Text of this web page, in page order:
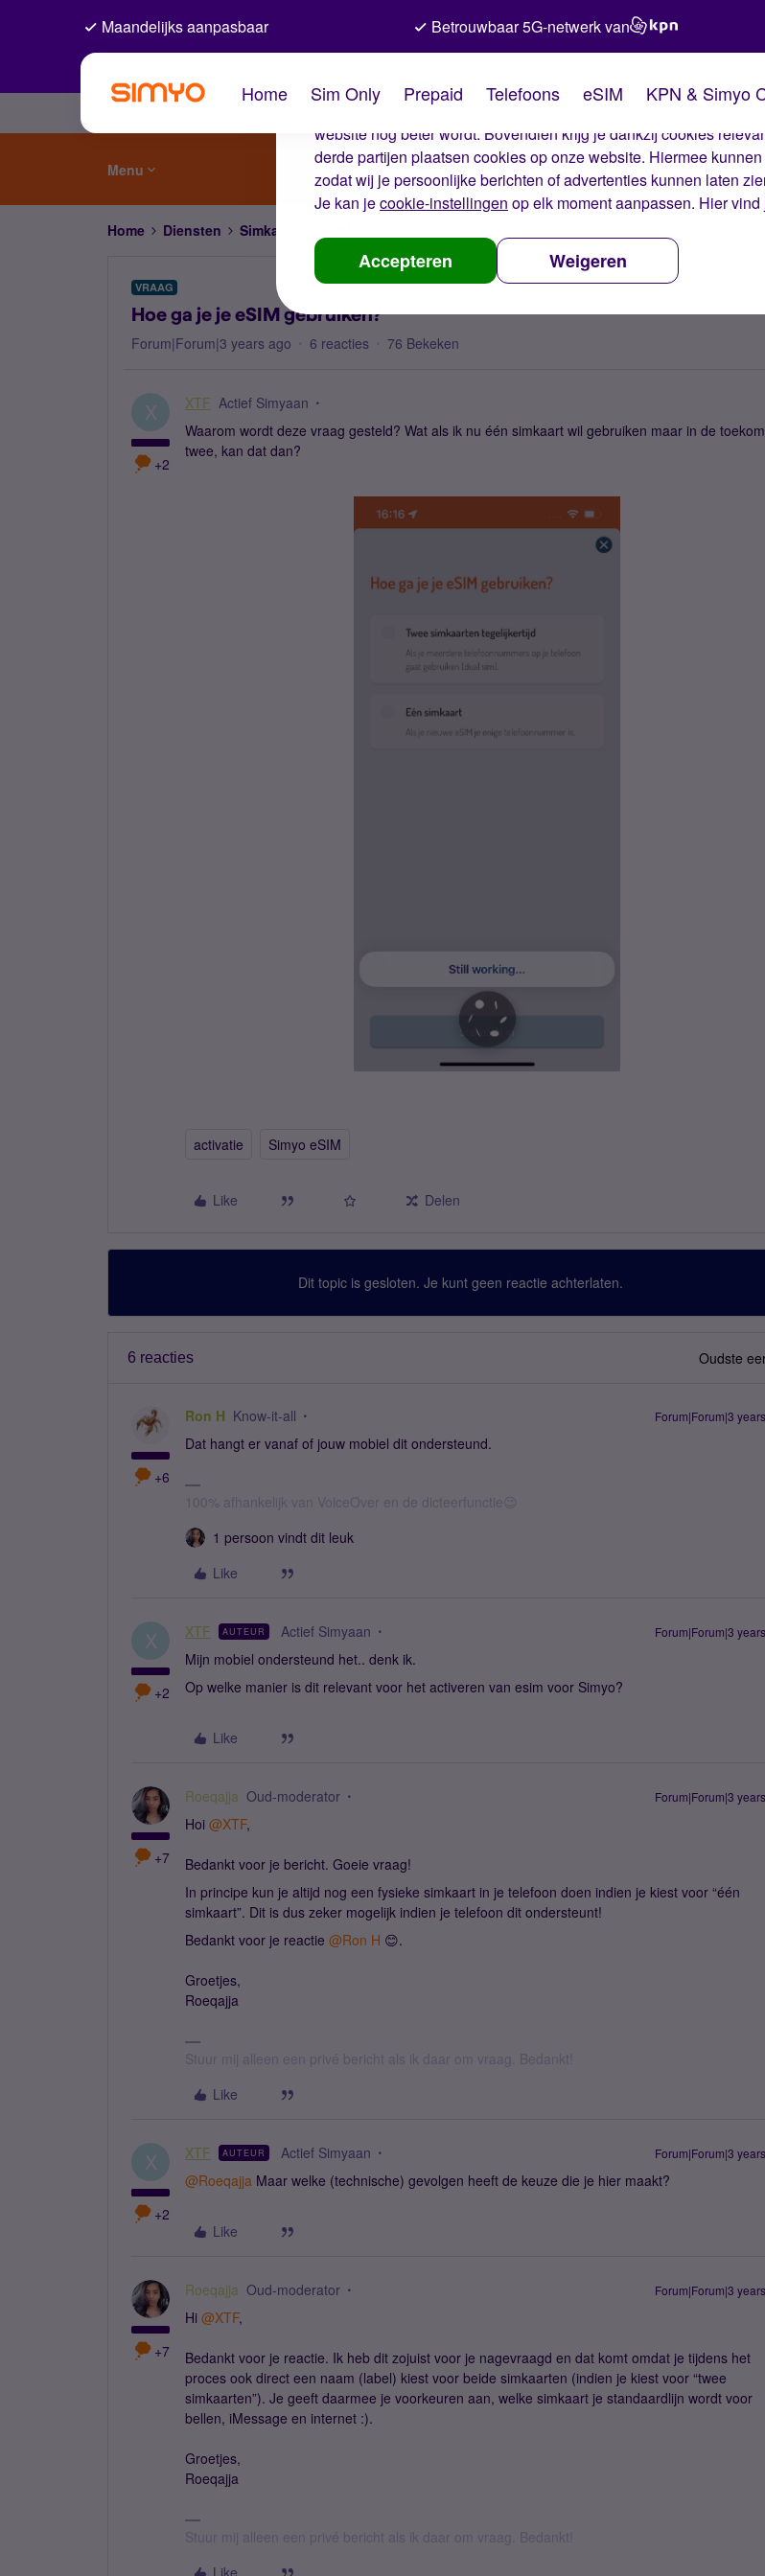
De cookies van Simyo
Wij gebruiken cookies op onze website. Met deze cookies zorgen
website nog beter wordt. Bovendien krijg je dankzij cookies
derde partijen plaatsen cookies op onze website. Hiermee
zodat wij je persoonlijke berichten of advertenties kunnen laten
Je kan jecookie-instellingen op elk moment aanpassen. Hier
Accepteren Weigeren
Maandelijks aanpasbaar Betrouwbaar 5G-netwerk van
Home Sim Only Prepaid Telefoons eSIM KPN & Simyo
Menu
Home Diensten Simkaart en eSIM
VRAAG
Hoe ga je je eSIM gebruiken?
Forum|Forum|3 years ago 6 reacties 76 Bekeken
X
+2
XTF Actief Simyaan
Waarom wordt deze vraag gesteld? Wat als ik nu één simkaart wil gebruiken maar in de
twee, kan dat dan?
activatie Simyo eSIM
Like Delen
Dit topic is gesloten. Je kunt geen reactie achterlaten.
6 reacties Oudste
+6
Ron H Know-it-all Forum|Forum|3
Dat hangt er vanaf of jouw mobiel dit ondersteund.
100% afhankelijk van VoiceOver en de dicteerfunctie😉
1 persoon vindt dit leuk
Like
X
+2
XTF AUTEUR Actief Simyaan Forum|Forum|3
Mijn mobiel ondersteund het.. denk ik.
Op welke manier is dit relevant voor het activeren van esim voor Simyo?
Like
+7
Roeqajja Oud-moderator Forum|Forum|3
Hoi @XTF,
Bedankt voor je bericht. Goeie vraag!
In principe kun je altijd nog een fysieke simkaart in je telefoon doen indien je kiest voor “één
simkaart”. Dit is dus zeker mogelijk indien je telefoon dit ondersteunt!
Bedankt voor je reactie @Ron H 😊.
Groetjes,
Roeqajja
Stuur mij alleen een privé bericht als ik daar om vraag. Bedankt!
Like
X
+2
XTF AUTEUR Actief Simyaan Forum|Forum|3
@Roeqajja Maar welke (technische) gevolgen heeft de keuze die je hier maakt?
Like
+7
Roeqajja Oud-moderator Forum|Forum|3
Hi @XTF,
Bedankt voor je reactie. Ik heb dit zojuist voor je nagevraagd en dat komt omdat je tijdens het
proces ook direct een naam (label) kiest voor beide simkaarten (indien je kiest voor “twee
simkaarten”). Je geeft daarmee je voorkeuren aan, welke simkaart je standaardlijn wordt voor
bellen, iMessage en internet :).
Groetjes,
Roeqajja
Stuur mij alleen een privé bericht als ik daar om vraag. Bedankt!
Like